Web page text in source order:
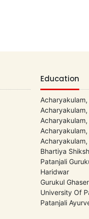
Education
Acharyakulam,
Acharyakulam,
Acharyakulam,
Bhartiya
Patanjali
Haridwar
Gurukul
University Of
Patanjali